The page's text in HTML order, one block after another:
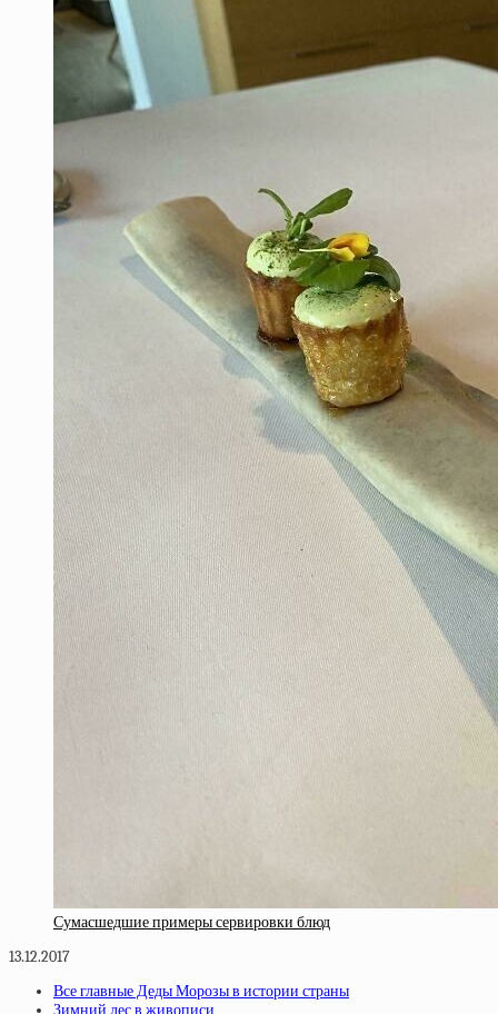
Сумасшедшие примеры сервировки блюд
13.12.2017
Все главные Деды Морозы в истории страны
Зимний лес в живописи